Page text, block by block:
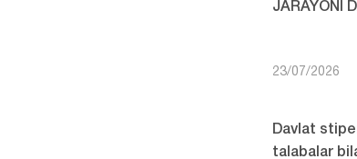
JARAYONI
23/07/2026
Davlat
talabalar